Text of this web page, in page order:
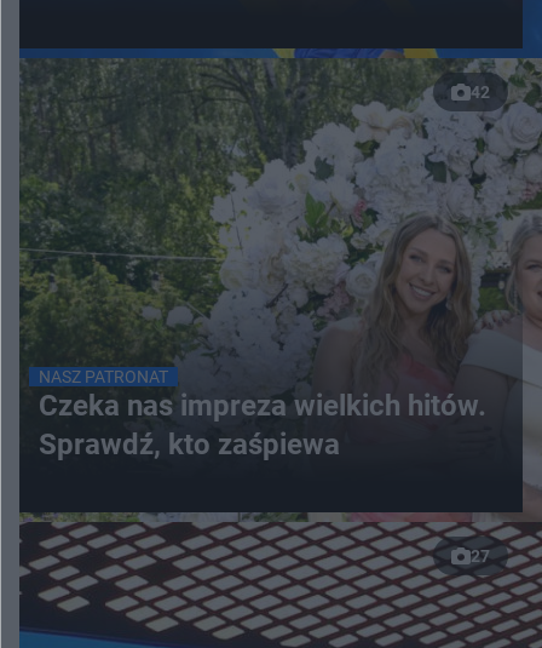
42
NASZ PATRONAT
Czeka nas impreza wielkich hitów.
Sprawdź, kto zaśpiewa
27